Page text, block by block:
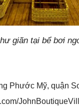
giãn tại bể bơi
Phước Mỹ, quận